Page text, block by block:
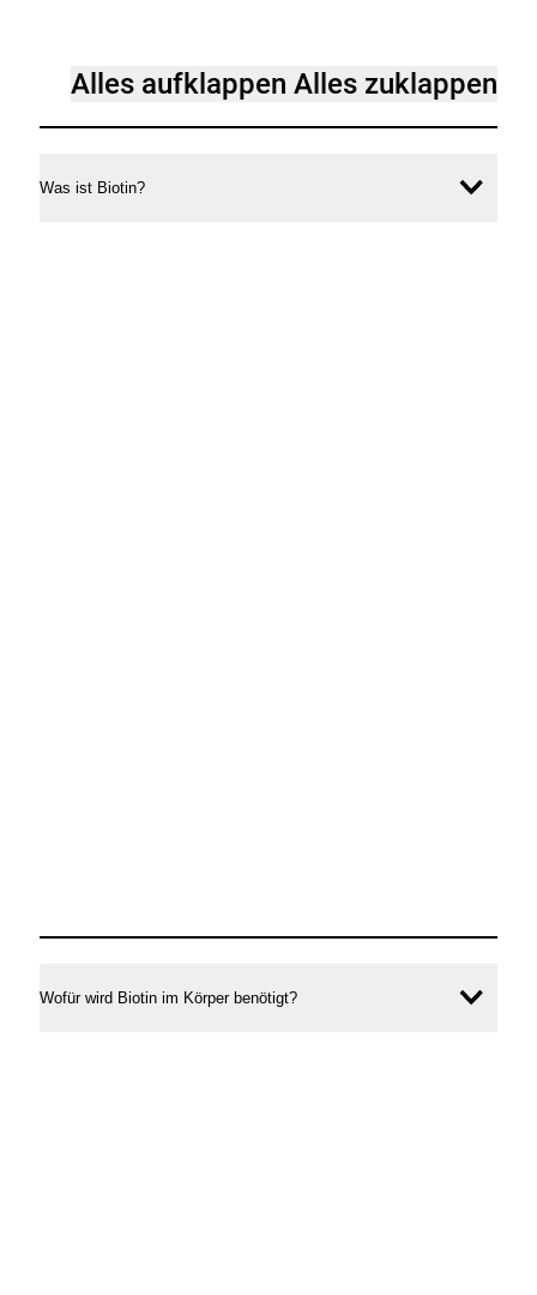
verfaelschen.pdf
FAQAlles aufklappenAlles zuklappen
Was ist Biotin?
Wofür wird Biotin im Körper benötigt?